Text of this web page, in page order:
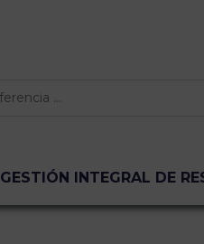
GESTIÓN INTEGRAL DE